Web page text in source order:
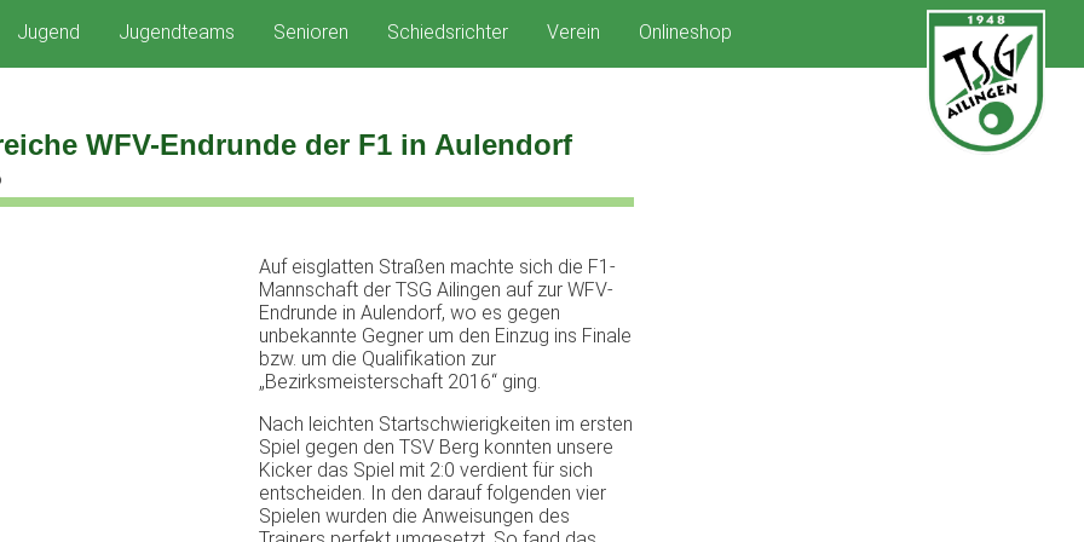
Jugend Jugendteams Senioren Schiedsrichter Verein Onlineshop
WFV-Endrunde der F1 in Aulendorf
Auf eisglatten Straßen machte sich die F1-
Mannschaft der TSG Ailingen auf zur WFV-
Endrunde in Aulendorf, wo es gegen
unbekannte Gegner um den Einzug ins Finale
bzw. um die Qualifikation zur
„Bezirksmeisterschaft 2016“ ging.
Nach leichten Startschwierigkeiten im ersten
Spiel gegen den TSV Berg konnten unsere
Kicker das Spiel mit 2:0 verdient für sich
entscheiden. In den darauf folgenden vier
Spielen wurden die Anweisungen des